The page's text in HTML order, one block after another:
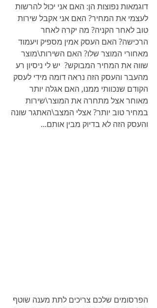
דוגמאות נפוצות הן: האם אני יכול להרשות
לעצמי את המחיר? האם אני אקבל שירות
טוב לאחר הקניה? מה יקרה לאחר
הרכישה? האם העסק אמין מספיק ויעמוד
מאחורי המוצר שלו? האם השירות\מוצר
שווה את המחיר המבוקש?  יש לי ניסיון רע
מהעבר והעסק הזה נראה דומה מידי לעסק
הקודם שנכוותי ממנו, האם אגלה יותר
מאוחר אצל מתחרה את המוצר\שירות
במחיר טוב יותר? אצלי המצב\האתגר שונה
והעסק הזה לא בדיוק מבין אותם...
הפרסומים שלכם צריכים לתת מענה שוטף